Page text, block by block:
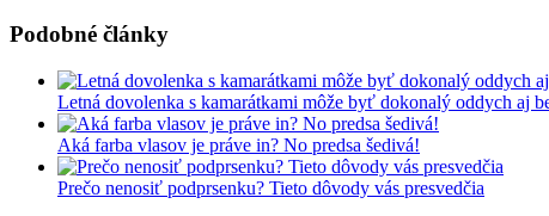
Podobné články
Letná dovolenka s kamarátkami môže byť dokonalý oddych aj
Aká farba vlasov je práve in? No predsa šedivá!
Prečo nenosiť podprsenku? Tieto dôvody vás presvedčia